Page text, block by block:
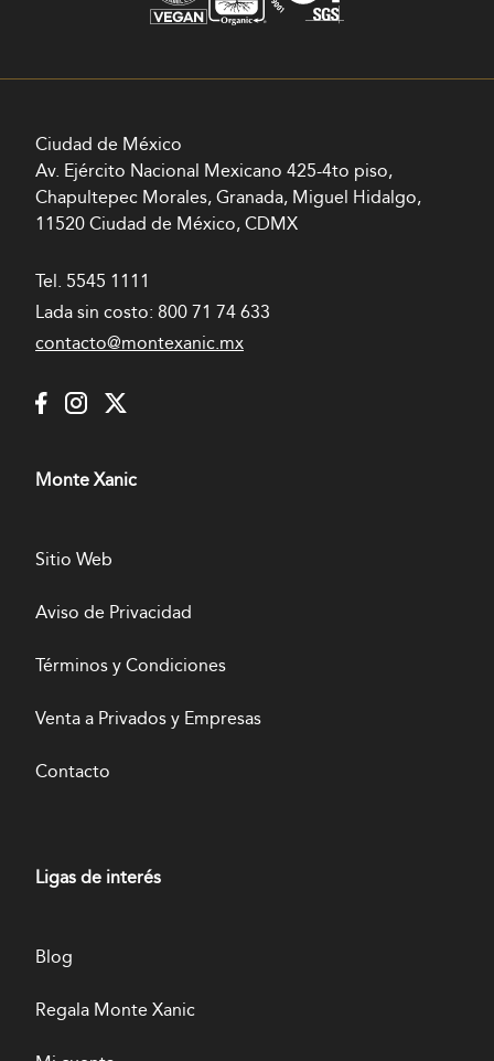
Ciudad de México
Av. Ejército Nacional Mexicano 425-4to piso,
Chapultepec Morales, Granada, Miguel Hidalgo,
11520 Ciudad de México, CDMX
Tel. 5545 1111
Lada sin costo: 800 71 74 633
contacto@montexanic.mx
Monte Xanic
Sitio Web
Aviso de Privacidad
Términos y Condiciones
Venta a Privados y Empresas
Contacto
Ligas de interés
Blog
Regala Monte Xanic